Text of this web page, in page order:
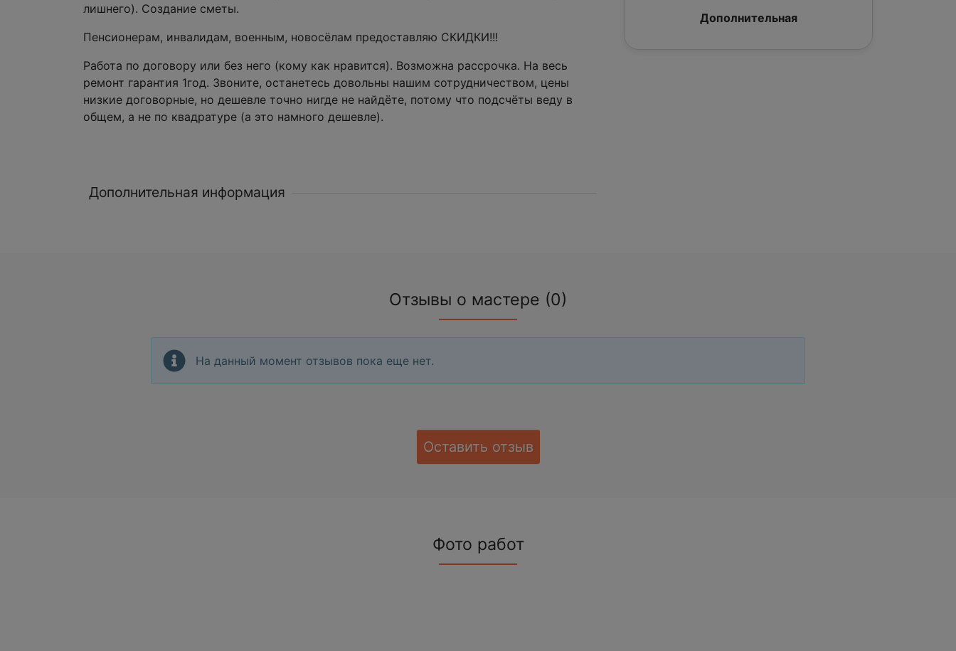
лишнего). Создание сметы.
Пенсионерам, инвалидам, военным, новосёлам предоставляю СКИДКИ!!!
Работа по договору или без него (кому как нравится). Возможна рассрочка. На весь
ремонт гарантия 1год. Звоните, останетесь довольны нашим сотрудничеством, цены
низкие договорные, но дешевле точно нигде не найдёте, потому что подсчёты веду в
общем, а не по квадратуре (а это намного дешевле).
Дополнительная информация
Дополнительная
Отзывы о мастере (0)
На данный момент отзывов пока еще нет.
Оставить отзыв
Фото работ